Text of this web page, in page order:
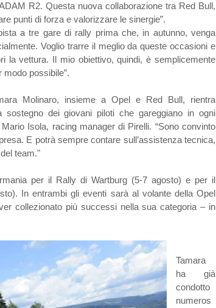
R2. Questa nuova collaborazione tra Red Bull,
punti di forza e valorizzare le sinergie”.
a tre gare di rally prima che, in autunno, venga
Voglio trarre il meglio da queste occasioni e
la vettura. Il mio obiettivo, quindi, è semplicemente
possibile”.
Molinaro, insieme a Opel e Red Bull, rientra
sostegno dei giovani piloti che gareggiano in ogni
Isola, racing manager di Pirelli. “Sono convinto
E potrà sempre contare sull’assistenza tecnica,
team."
per il Rally di Wartburg (5-7 agosto) e per il
In entrambi gli eventi sarà al volante della Opel
collezionato più successi nella sua categoria – in
Tamara
ha già
condotto
numeros